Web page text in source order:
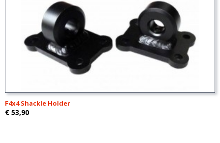
F4x4 Shackle Holder
€ 53,90